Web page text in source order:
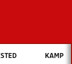
du søge efter?
KAMP